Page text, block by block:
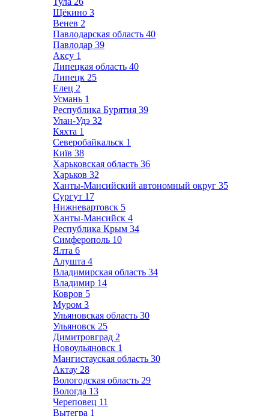
Щёкино 3
Венев 2
Павлодарская область 40
Павлодар 39
Аксу 1
Липецкая область 40
Липецк 25
Елец 2
Усмань 1
Республика Бурятия 39
Улан-Удэ 32
Кяхта 1
Северобайкальск 1
Київ 38
Харьковская область 36
Харьков 32
Ханты-Мансийский автономный округ 35
Сургут 17
Нижневартовск 5
Ханты-Мансийск 4
Республика Крым 34
Симферополь 10
Ялта 6
Алушта 4
Владимирская область 34
Владимир 14
Ковров 5
Муром 3
Ульяновская область 30
Ульяновск 25
Димитровград 2
Новоульяновск 1
Мангистауская область 30
Актау 28
Вологодская область 29
Вологда 13
Череповец 11
Вытегра 1